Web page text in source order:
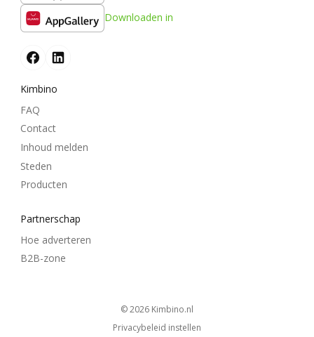
Downloaden in
Kimbino
FAQ
Contact
Inhoud melden
Steden
Producten
Partnerschap
Hoe adverteren
B2B-zone
© 2026
kimbino.nl
Privacybeleid instellen